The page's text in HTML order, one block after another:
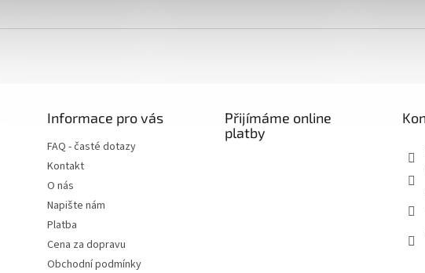
Informace pro vás
FAQ - časté dotazy
Kontakt
O nás
Napište nám
Platba
Cena za dopravu
Obchodní podmínky
Přijímáme online
platby